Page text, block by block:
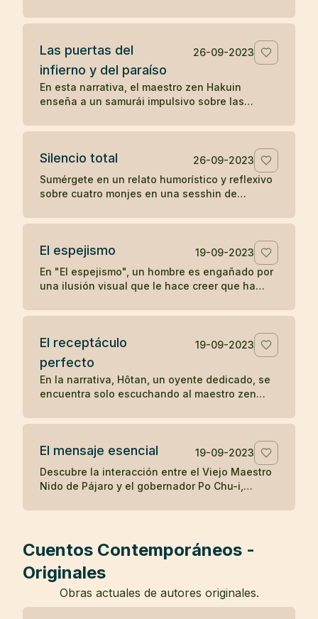
colérico barquero, ilustrando el poder del buen
positivo en otros.
Las puertas del
infierno y del paraíso
26-09-2023
En esta narrativa, el maestro zen Hakuin
enseña a un samurái impulsivo sobre las
cómo nuestras reacciones y estados mentales
tormento.
Silencio total
26-09-2023
Sumérgete en un relato humorístico y reflexivo
sobre cuatro monjes en una sesshin de
apagada revelan ironías sobre la disciplina y el
El espejismo
19-09-2023
En "El espejismo", un hombre es engañado por
una ilusión visual que le hace creer que ha
desencadenando un dolor psicosomático. En
era solo el reflejo de un arco, desmitificando
su miedo y recuperando su salud. La narrativa
destaca cómo la mente puede ser engañada
por percepciones erróneas, y cómo el
reconocimiento de la realidad puede aliviar los
El receptáculo
perfecto
19-09-2023
En la narrativa, Hôtan, un oyente dedicado, se
encuentra solo escuchando al maestro zen
tiempo. Al enfrentar la renuencia del maestro a
audiencia para ilustrar que solo él valora y
comprende la enseñanza del maestro, mientras
que los demás asistentes eran igual de vacíos
en comprensión como las muñecas, resaltando
El mensaje esencial
19-09-2023
Descubre la interacción entre el Viejo Maestro
Nido de Pájaro y el gobernador Po Chu-i,
enseñanza budista de hacer el bien y cultivar
estas verdades.
Cuentos Contemporáneos -
Originales
Obras actuales de autores originales.